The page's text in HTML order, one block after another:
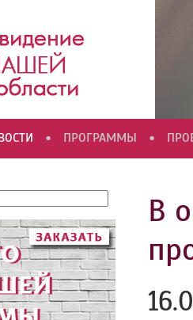
• ПРОГРАММЫ •
В